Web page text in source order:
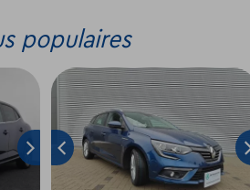
populaires